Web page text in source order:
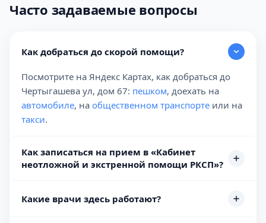
Часто задаваемые вопросы
Как добраться до скорой помощи?
Посмотрите на Яндекс Картах, как добраться до
Чертыгашева ул, дом 67: пешком, доехать на
автомобиле, на общественном транспорте или на
такси.
Как записаться на прием в «Кабинет
неотложной и экстренной помощи РКСП»?
Какие врачи здесь работают?